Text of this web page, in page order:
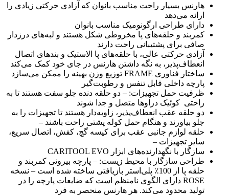
هارنس بسیار راحت مناسب بانوان که آزادی حرکتی زیادی را
ارائه می‌دهد
دارای طراحی ارگونومیک مناسب بانوان
کمربند و حلقه‌های پا مخروطی شکل هستند و لبه‌های درزدار
صافی برای پشتیبانی راحت دارند
آزادی حرکتی عالی، با حلقه‌های پا الاستیک و بندهای اتصال
انعطاف‌پذیر، به نگه داشتن هارنس در جای خود کمک می‌کند
ساختار فناوری FRAME توزیع وزن بهینه را ممکن می‌سازد
پارچه داخلی قابل تنفس و رطوبت‌گیر
ظرفیت حمل تجهیزات: – دو حلقه دنده جلو سفت هستند تا به
راحتی کوئیک دراوها متصل و جدا شوند
دو حلقه عقب انعطاف‌پذیر، زاویه‌دار هستند تا تجهیزات را به
جلو بیاورند و هنگام حمل کوله پشتی راحت باشند –
حلقه لوازم جانبی عقب برای کیسه گچ، کفش، اتصال سریع،
سایر تجهیزات –
سازگار با نگهدارنده‌های ابزار CARITOOL EVO
طراحی سازگار با محیط زیست: – پارچه بیرونی کمربند و
حلقه پا از 100٪ پلی‌استر بازیافتی ساخته شده است – نسخه
ROSE دارای الگوی نامنظم است که ضایعات پارچه را در
تولید محدود می‌کند. هر هارنس منحصر به فرد